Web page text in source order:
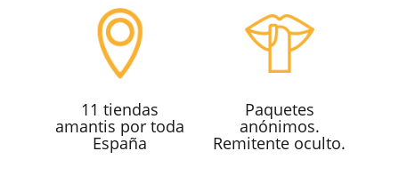
11 tiendas
amantis por toda
España
Paquetes
anónimos.
Remitente oculto.